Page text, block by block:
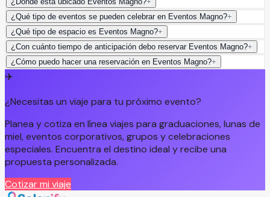
¿Qué tipo de eventos se pueden celebrar en Eventos Magno?+
¿Qué tipo de espacio es Eventos Magno?+
¿Con cuánto tiempo de anticipación debo reservar Eventos Magno?+
¿Cómo puedo hacer una reservación en Eventos Magno?+
✈️
¿Necesitas un viaje para tu próximo evento?
Planea y cotiza en línea viajes para graduaciones, lunas de
miel, eventos corporativos, grupos y celebraciones
especiales. Encuentra el destino ideal y recibe una
propuesta personalizada.
Cotizar mi viaje